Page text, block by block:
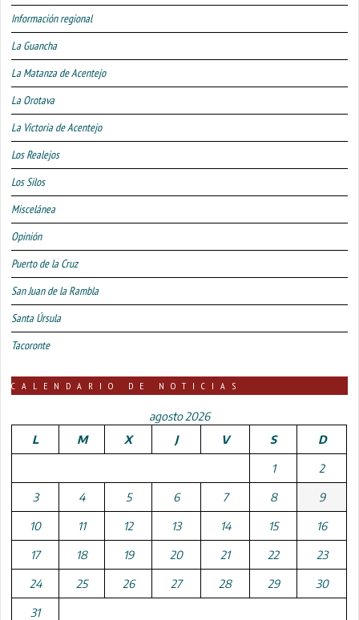
Información regional
La Guancha
La Matanza de Acentejo
La Orotava
La Victoria de Acentejo
Los Realejos
Los Silos
Miscelánea
Opinión
Puerto de la Cruz
San Juan de la Rambla
Santa Úrsula
Tacoronte
CALENDARIO DE NOTICIAS
agosto 2026
L
M X J V S D
1 2
3 4 5 6 7 8 9
10 11 12 13 14 15 16
17 18 19 20 21 22 23
24 25 26 27 28 29 30
31